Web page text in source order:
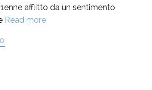
afflitto da un sentimento
Read more